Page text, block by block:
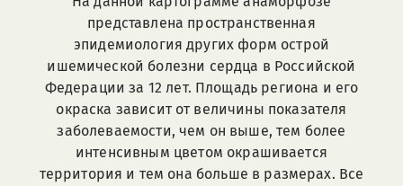
представлена пространственная
эпидемиология других форм острой
ишемической болезни сердца в Российской
Федерации за 12 лет. Площадь региона и его
окраска зависит от величины показателя
заболеваемости, чем он выше, тем более
интенсивным цветом окрашивается
территория и тем она больше в размерах. Все